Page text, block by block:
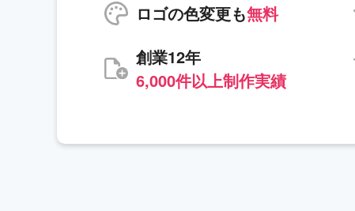
ロゴの色変更も無料
創業12年
6,000件以上制作実績